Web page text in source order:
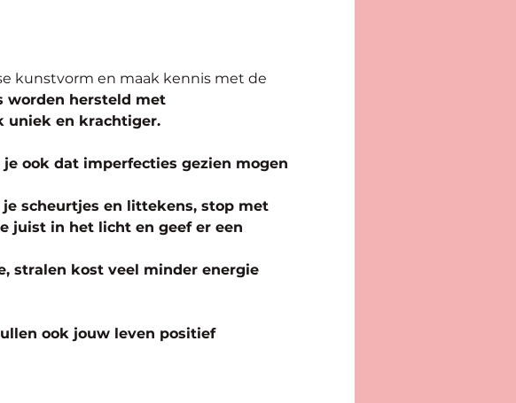
kunstvorm en maak kennis met de
worden hersteld met
uniek en krachtiger.
ook dat imperfecties gezien mogen
scheurtjes en littekens, stop met
juist in het licht en geef er een
stralen kost veel minder energie
ook jouw leven positief